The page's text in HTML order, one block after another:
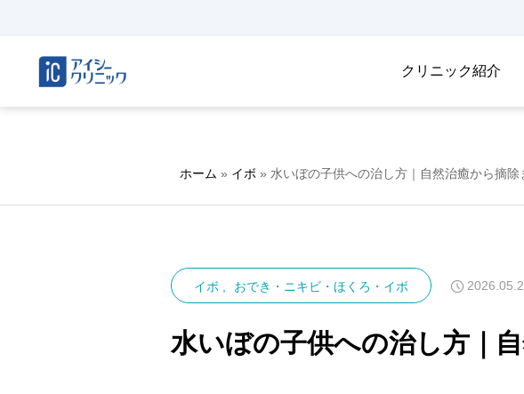
クリニック紹介
ホーム » イボ » 水いぼの子供への治し方｜自然治癒から摘
イボ おでき・ニキビ・ほくろ・イボ
水いぼの子供への治し方｜